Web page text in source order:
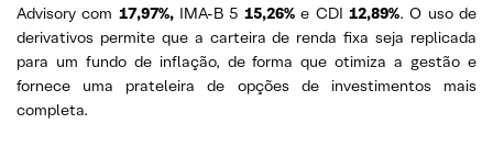
Advisory com 17,97%,IMA-B 5 15,26%e CDI 12,89%. O uso de
derivativos permite que a carteira de renda fixa seja replicada
para um fundo de inflação, de forma que otimiza a gestão e
fornece uma prateleira de opções de investimentos mais
completa.